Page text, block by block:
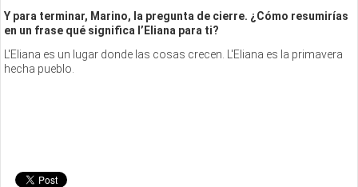
Y para terminar, Marino, la pregunta de cierre. ¿Cómo resumirías
en un frase qué significa l’Eliana para ti?
L'Eliana es un lugar donde las cosas crecen. L'Eliana es la primavera
hecha pueblo.